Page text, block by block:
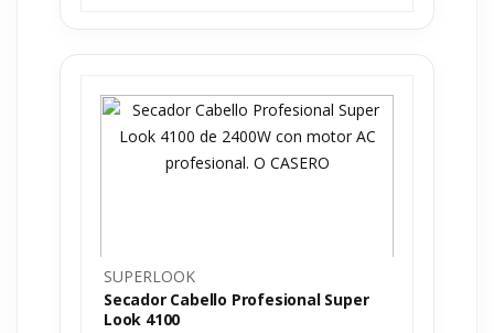
SUPERLOOK
Secador Cabello Profesional Super
Look 4100